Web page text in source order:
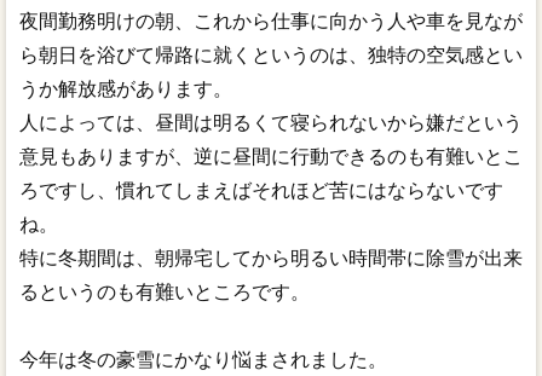
夜間勤務明けの朝、これから仕事に向かう人や車を見なが
ら朝日を浴びて帰路に就くというのは、独特の空気感とい
うか解放感があります。
人によっては、昼間は明るくて寝られないから嫌だという
意見もありますが、逆に昼間に行動できるのも有難いとこ
ろですし、慣れてしまえばそれほど苦にはならないです
ね。
特に冬期間は、朝帰宅してから明るい時間帯に除雪が出来
るというのも有難いところです。
今年は冬の豪雪にかなり悩まされました。